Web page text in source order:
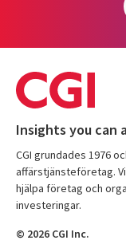
Insights you can
CGI grundades 1976
affärstjänsteföretag.
hjälpa företag och
investeringar.
© 2026 CGI Inc.